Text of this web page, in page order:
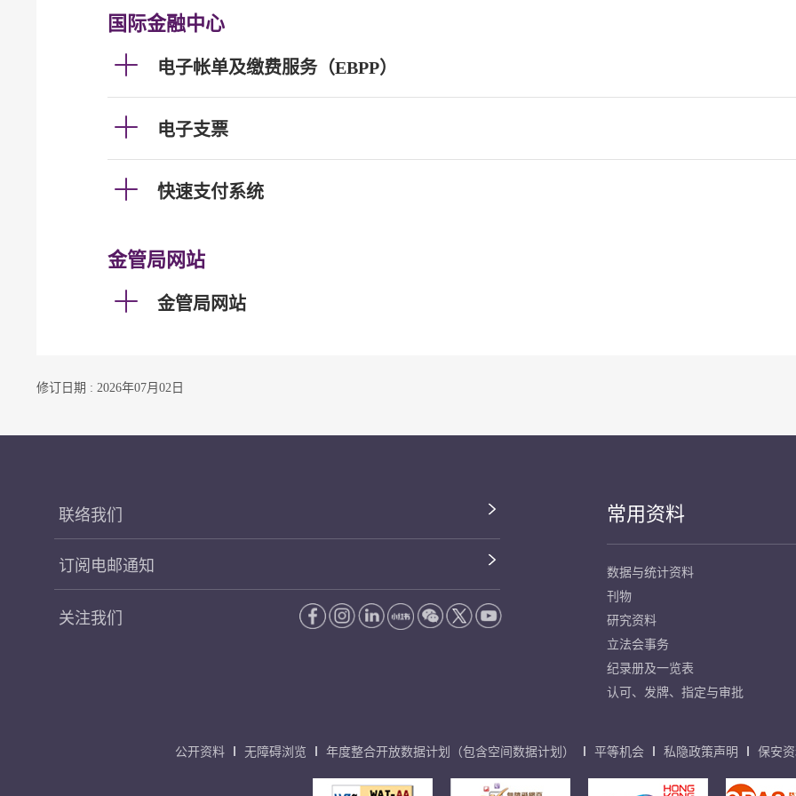
国际金融中心
电子帐单及缴费服务（EBPP）
电子支票
快速支付系统
金管局网站
金管局网站
修订日期 : 2026年07月02日
联络我们
订阅电邮通知
关注我们
常用资料
数据与统计资料
刊物
研究资料
立法会事务
纪录册及一览表
认可、发牌、指定与审批
公开资料 无障碍浏览 年度整合开放数据计划（包含空间数据计划） 平等机会 私隐政策声明 保安